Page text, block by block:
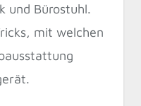
und Bürostuhl.
mit welchen